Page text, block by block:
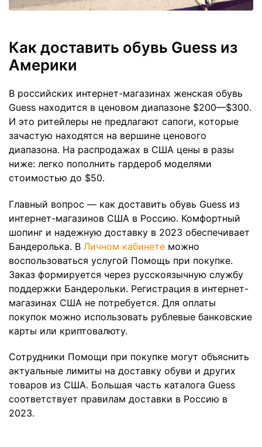
Как доставить обувь Guess из
Америки
В российских интернет-магазинах женская обувь
Guess находится в ценовом диапазоне $200—$300.
И это ритейлеры не предлагают сапоги, которые
зачастую находятся на вершине ценового
диапазона. На распродажах в США цены в разы
ниже: легко пополнить гардероб моделями
стоимостью до $50.
Главный вопрос — как доставить обувь Guess из
интернет-магазинов США в Россию. Комфортный
шопинг и надежную доставку в 2023 обеспечивает
Бандеролька. В Личном кабинете можно
воспользоваться услугой Помощь при покупке.
Заказ формируется через русскоязычную службу
поддержки Бандерольки. Регистрация в интернет-
магазинах США не потребуется. Для оплаты
покупок можно использовать рублевые банковские
карты или криптовалюту.
Сотрудники Помощи при покупке могут объяснить
актуальные лимиты на доставку обуви и других
товаров из США. Большая часть каталога Guess
соответствует правилам доставки в Россию в
2023.